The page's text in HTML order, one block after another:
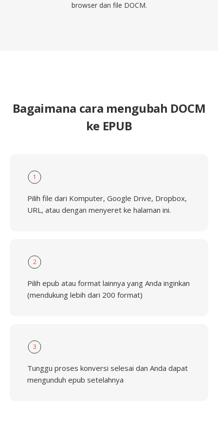
browser dan file DOCM.
Bagaimana cara mengubah DOCM
ke EPUB
1
Pilih file dari Komputer, Google Drive, Dropbox,
URL, atau dengan menyeret ke halaman ini.
2
Pilih epub atau format lainnya yang Anda inginkan
(mendukung lebih dari 200 format)
3
Tunggu proses konversi selesai dan Anda dapat
mengunduh epub setelahnya